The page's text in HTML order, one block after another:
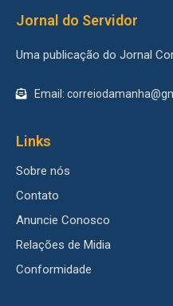
Jornal do Servidor
Uma publicação do Jornal
Email:
Links
Sobre nós
Contato
Anuncie Conosco
Relações de Midia
Conformidade